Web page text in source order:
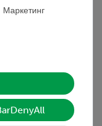
Маркетинг